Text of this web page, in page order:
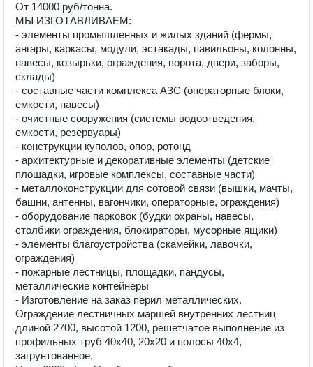
От 14000 руб/тонна.
МЫ ИЗГОТАВЛИВАЕМ:
- элементы промышленных и жилых зданий (фермы,
ангары, каркасы, модули, эстакады, павильоны, колонны,
навесы, козырьки, ограждения, ворота, двери, заборы,
склады)
- составные части комплекса АЗС (операторные блоки,
емкости, навесы)
- очистные сооружения (системы водоотведения,
емкости, резервуары)
- конструкции куполов, опор, ротонд
- архитектурные и декоративные элементы (детские
площадки, игровые комплексы, составные части)
- металлоконструкции для сотовой связи (вышки, мачты,
башни, антенны, вагончики, операторные, ограждения)
- оборудование парковок (будки охраны, навесы,
столбики ограждения, блокираторы, мусорные ящики)
- элементы благоустройства (скамейки, лавочки,
ограждения)
- пожарные лестницы, площадки, пандусы,
металлические контейнеры
- Изготовление на заказ перил металлических.
Ограждение лестничных маршей внутренних лестниц
длиной 2700, высотой 1200, решетчатое выполнение из
профильных труб 40х40, 20х20 и полосы 40х4,
загрунтованное.